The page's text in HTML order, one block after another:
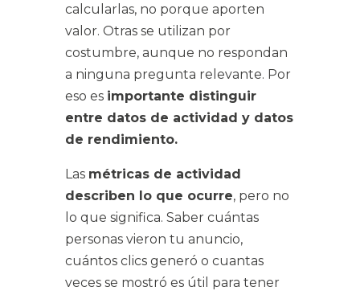
calcularlas, no porque aporten
valor. Otras se utilizan por
costumbre, aunque no respondan
a ninguna pregunta relevante. Por
eso es importante distinguir
entre datos de actividad y datos
de rendimiento.
Las métricas de actividad
describen lo que ocurre, pero no
lo que significa. Saber cuántas
personas vieron tu anuncio,
cuántos clics generó o cuantas
veces se mostró es útil para tener